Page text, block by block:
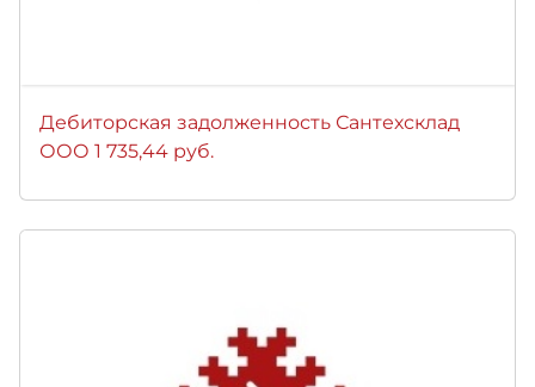
Дебиторская задолженность Сантехсклад
ООО 1 735,44 руб.